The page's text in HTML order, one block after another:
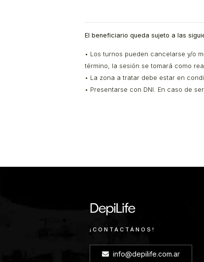
El beneficiario queda sujeto a las
• Los turnos pueden cancelarse y/o
término, la sesión se tomará como
• La zona a tratar debe estar en
• Presentarse con DNI. En caso de
¡CONTACTÁNOS!
info@depilife.com.ar